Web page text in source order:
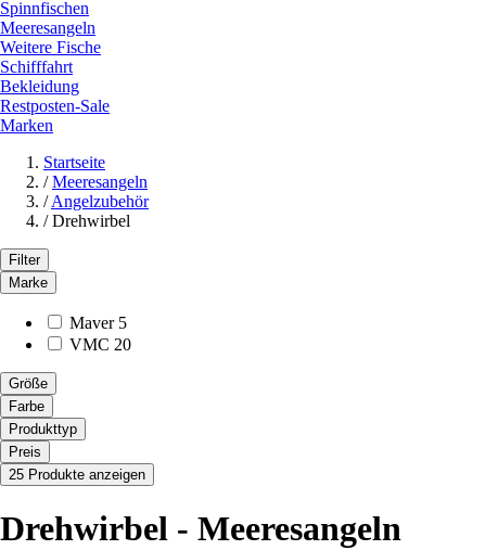
Spinnfischen
Meeresangeln
Weitere Fische
Schifffahrt
Bekleidung
Restposten-Sale
Marken
Startseite
/ Meeresangeln
/ Angelzubehör
/ Drehwirbel
Filter
Marke
Maver 5
VMC 20
Größe
Farbe
Produkttyp
Preis
25 Produkte anzeigen
Drehwirbel - Meeresangeln